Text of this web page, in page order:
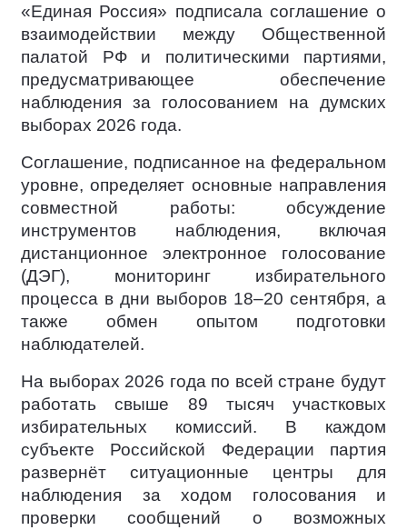
«Единая Россия» подписала соглашение о
взаимодействии между Общественной
палатой РФ и политическими партиями,
предусматривающее обеспечение
наблюдения за голосованием на думских
выборах 2026 года.
Соглашение, подписанное на федеральном
уровне, определяет основные направления
совместной работы: обсуждение
инструментов наблюдения, включая
дистанционное электронное голосование
(ДЭГ), мониторинг избирательного
процесса в дни выборов 18–20 сентября, а
также обмен опытом подготовки
наблюдателей.
На выборах 2026 года по всей стране будут
работать свыше 89 тысяч участковых
избирательных комиссий. В каждом
субъекте Российской Федерации партия
развернёт ситуационные центры для
наблюдения за ходом голосования и
проверки сообщений о возможных